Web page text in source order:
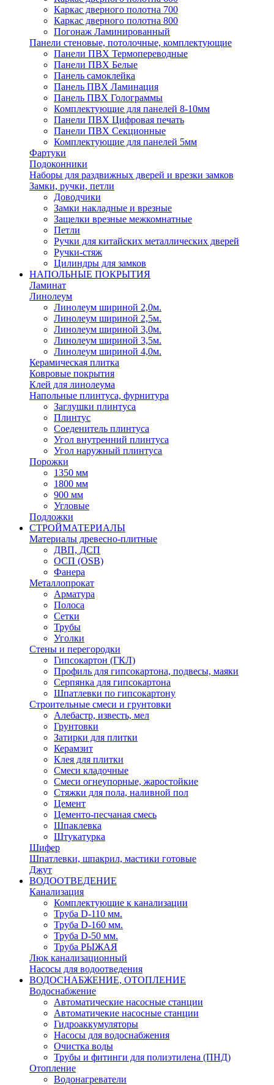
Каркас дверного полотна 700
Каркас дверного полотна 800
Погонаж Ламинированный
Панели стеновые, потолочные, комплектующие
Панели ПВХ Термопереводные
Панели ПВХ Белые
Панель самоклейка
Панель ПВХ Ламинация
Панель ПВХ Голограммы
Комплектующие для панелей 8-10мм
Панели ПВХ Цифровая печать
Панели ПВХ Секционные
Комплектующие для панелей 5мм
Фартуки
Подоконники
Наборы для раздвижных дверей и врезки замков
Замки, ручки, петли
Доводчики
Замки накладные и врезные
Защелки врезные межкомнатные
Петли
Ручки для китайских металлических дверей
Ручки-стяж
Цилиндры для замков
НАПОЛЬНЫЕ ПОКРЫТИЯ
Ламинат
Линолеум
Линолеум шириной 2,0м.
Линолеум шириной 2,5м.
Линолеум шириной 3,0м.
Линолеум шириной 3,5м.
Линолеум шириной 4,0м.
Керамическая плитка
Ковровые покрытия
Клей для линолеума
Напольные плинтуса, фурнитура
Заглушки плинтуса
Плинтус
Соеденитель плинтуса
Угол внутренний плинтуса
Угол наружный плинтуса
Порожки
1350 мм
1800 мм
900 мм
Угловые
Подложки
СТРОЙМАТЕРИАЛЫ
Материалы древесно-плитные
ДВП, ДСП
ОСП (OSB)
Фанера
Металлопрокат
Арматура
Полоса
Сетки
Трубы
Уголки
Стены и перегородки
Гипсокартон (ГКЛ)
Профиль для гипсокартона, подвесы, маяки
Серпянка для гипсокартона
Шпатлевки по гипсокартону
Строительные смеси и грунтовки
Алебастр, известь, мел
Грунтовки
Затирки для плитки
Керамзит
Клея для плитки
Смеси кладочные
Смеси огнеупорные, жаростойкие
Стяжки для пола, наливной пол
Цемент
Цементо-песчаная смесь
Шпаклевка
Штукатурка
Шифер
Шпатлевки, шпакрил, мастики готовые
Джут
ВОДООТВЕДЕНИЕ
Канализация
Комплектующие к канализации
Труба D-110 мм.
Труба D-160 мм.
Труба D-50 мм.
Труба РЫЖАЯ
Люк канализационный
Насосы для водоотведения
ВОДОСНАБЖЕНИЕ, ОТОПЛЕНИЕ
Водоснабжение
Автоматичеcкие насосные станции
Автоматичекие насосные станции
Гидроаккумуляторы
Насосы для водоснабжения
Очистка воды
Трубы и фитинги для полиэтилена (ПНД)
Отопление
Водонагреватели